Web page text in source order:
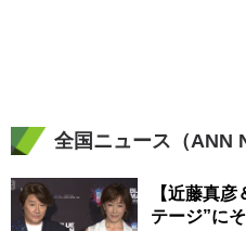
全国ニュース（ANN
【近藤真
テージ”に